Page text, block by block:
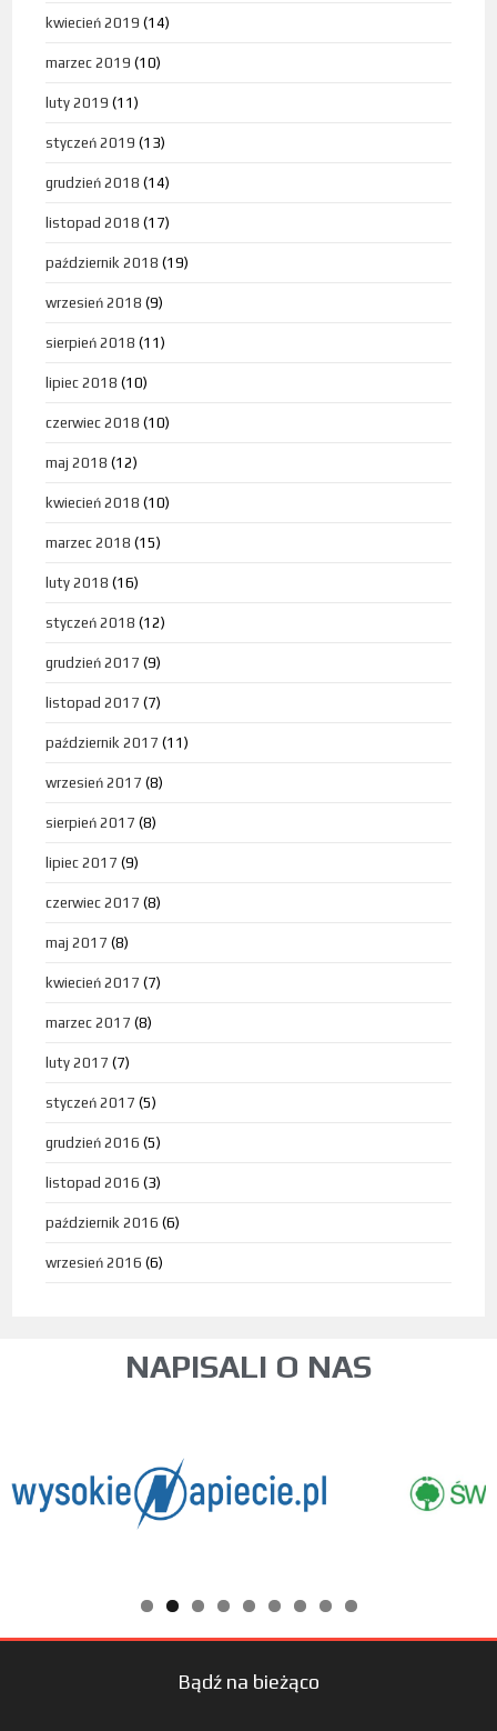
kwiecień 2019 (14)
marzec 2019 (10)
luty 2019 (11)
styczeń 2019 (13)
grudzień 2018 (14)
listopad 2018 (17)
październik 2018 (19)
wrzesień 2018 (9)
sierpień 2018 (11)
lipiec 2018 (10)
czerwiec 2018 (10)
maj 2018 (12)
kwiecień 2018 (10)
marzec 2018 (15)
luty 2018 (16)
styczeń 2018 (12)
grudzień 2017 (9)
listopad 2017 (7)
październik 2017 (11)
wrzesień 2017 (8)
sierpień 2017 (8)
lipiec 2017 (9)
czerwiec 2017 (8)
maj 2017 (8)
kwiecień 2017 (7)
marzec 2017 (8)
luty 2017 (7)
styczeń 2017 (5)
grudzień 2016 (5)
listopad 2016 (3)
październik 2016 (6)
wrzesień 2016 (6)
NAPISALI O NAS
Bądź na bieżąco